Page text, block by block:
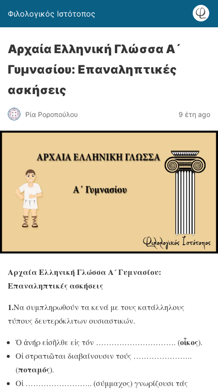
Φιλολογικός Ιστότοπος
Αρχαία Ελληνική Γλώσσα Α´
Γυμνασίου: Επαναληπτικές
ασκήσεις
Ρία Ροροπούλου 9 έτη ago
Αρχαία Ελληνική Γλώσσα Α´ Γυμνασίου:
Επαναληπτικές ασκήσεις
1.Να συμπληρωθούν τα κενά με τους κατάλληλους
τύπους δευτερόκλιτων ουσιαστικών.
Ὁ ἀνήρ εἰσῆλθε εἰς τόν …………………………. (οἶκος).
Οἱ στρατιῶται διαβαίνουσιν τούς …………………..
(ποταμός).
Οἱ …………………….. (σύμμαχος) γνωρίζουσι τάς